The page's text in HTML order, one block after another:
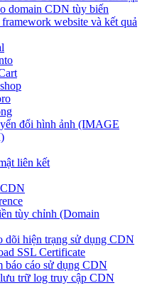
domain CDN tùy biến
website và kết quả
đổi hình ảnh (IMAGE
liên kết
tùy chỉnh (Domain
dõi hiện trạng sử dụng CDN
SSL Certificate
báo cáo sử dụng CDN
trữ log truy cập CDN